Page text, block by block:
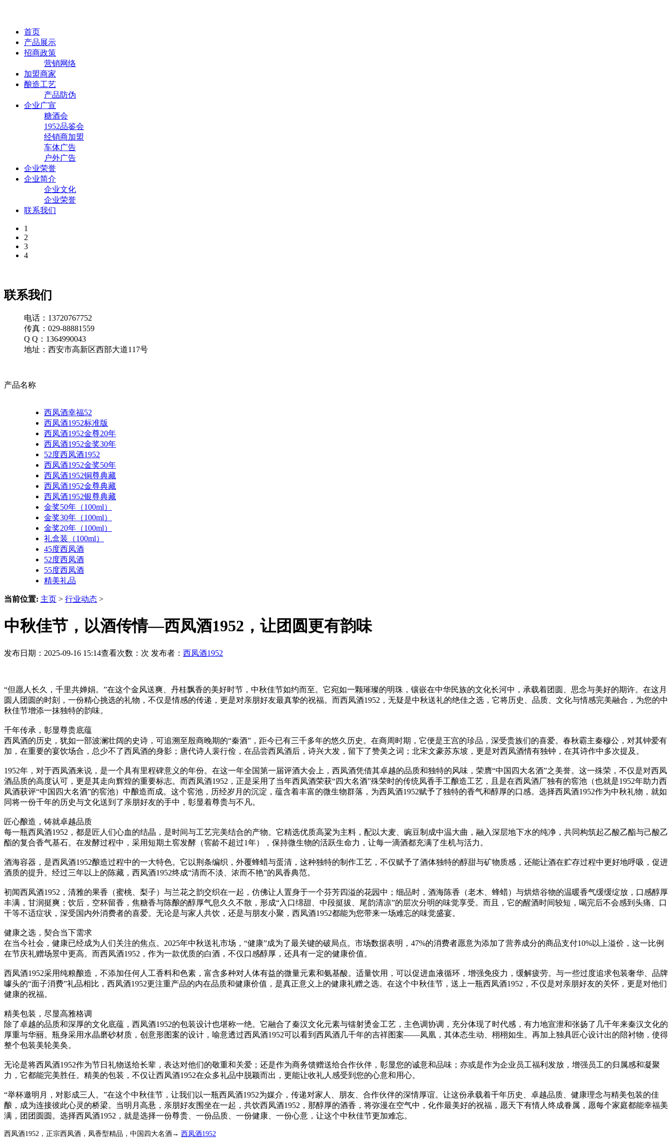
首页
产品展示
招商政策
营销网络
加盟商家
酿造工艺
产品防伪
企业广宣
糖酒会
1952品鉴会
经销商加盟
车体广告
户外广告
企业荣誉
企业简介
企业文化
企业荣誉
联系我们
1
2
3
4
联系我们
电话：13720767752
传真：029-88881559
Q Q：1364990043
地址：西安市高新区西部大道117号
产品名称
西凤酒幸福52
西凤酒1952标准版
西凤酒1952金尊20年
西凤酒1952金奖30年
52度西凤酒1952
西凤酒1952金奖50年
西凤酒1952铜尊典藏
西凤酒1952金尊典藏
西凤酒1952银尊典藏
金奖50年（100ml）
金奖30年（100ml）
金奖20年（100ml）
礼盒装（100ml）
45度西凤酒
52度西凤酒
55度西凤酒
精美礼品
当前位置: 主页 > 行业动态 >
中秋佳节，以酒传情—西凤酒1952，让团圆更有韵味
发布日期：2025-09-16 15:14查看次数： 次 发布者： 西凤酒1952
“但愿人长久，千里共婵娟。”在这个金风送爽、丹桂飘香的美好时节，中秋佳节如约而至。它宛如一颗璀璨的明珠，镶嵌在中华民族的文化长河中，承载着团圆、思念与美好的期许。在这月
圆人团圆的时刻，一份精心挑选的礼物，不仅是情感的传递，更是对亲朋好友最真挚的祝福。而西凤酒1952，无疑是中秋送礼的绝佳之选，它将历史、品质、文化与情感完美融合，为您的中
秋佳节增添一抹独特的韵味。
千年传承，彰显尊贵底蕴
西凤酒的历史，犹如一部波澜壮阔的史诗，可追溯至殷商晚期的“秦酒”，距今已有三千多年的悠久历史。在商周时期，它便是王宫的珍品，深受贵族们的喜爱。春秋霸主秦穆公，对其钟爱有
加，在重要的宴饮场合，总少不了西凤酒的身影；唐代诗人裴行俭，在品尝西凤酒后，诗兴大发，留下了赞美之词；北宋文豪苏东坡，更是对西凤酒情有独钟，在其诗作中多次提及。
1952年，对于西凤酒来说，是一个具有里程碑意义的年份。在这一年全国第一届评酒大会上，西凤酒凭借其卓越的品质和独特的风味，荣膺“中国四大名酒”之美誉。这一殊荣，不仅是对西凤
酒品质的高度认可，更是其走向辉煌的重要标志。而西凤酒1952，正是采用了当年西凤酒荣获“四大名酒”殊荣时的传统凤香手工酿造工艺，且是在西凤酒厂独有的窖池（也就是1952年助力西
凤酒获评“中国四大名酒”的窖池）中酿造而成。这个窖池，历经岁月的沉淀，蕴含着丰富的微生物群落，为西凤酒1952赋予了独特的香气和醇厚的口感。选择西凤酒1952作为中秋礼物，就如
同将一份千年的历史与文化送到了亲朋好友的手中，彰显着尊贵与不凡。
匠心酿造，铸就卓越品质
每一瓶西凤酒1952，都是匠人们心血的结晶，是时间与工艺完美结合的产物。它精选优质高粱为主料，配以大麦、豌豆制成中温大曲，融入深层地下水的纯净，共同构筑起乙酸乙酯与己酸乙
酯的复合香气基石。在发酵过程中，采用短期土窖发酵（窖龄不超过1年），保持微生物的活跃生命力，让每一滴酒都充满了生机与活力。
酒海容器，是西凤酒1952酿造过程中的一大特色。它以荆条编织，外覆蜂蜡与蛋清，这种独特的制作工艺，不仅赋予了酒体独特的醇甜与矿物质感，还能让酒在贮存过程中更好地呼吸，促进
酒质的提升。经过三年以上的陈藏，西凤酒1952终成“清而不淡、浓而不艳”的凤香典范。
初闻西凤酒1952，清雅的果香（蜜桃、梨子）与兰花之韵交织在一起，仿佛让人置身于一个芬芳四溢的花园中；细品时，酒海陈香（老木、蜂蜡）与烘焙谷物的温暖香气缓缓绽放，口感醇厚
丰满，甘润挺爽；饮后，空杯留香，焦糖香与陈酿的醇厚气息久久不散，形成“入口绵甜、中段挺拔、尾韵清凉”的层次分明的味觉享受。而且，它的醒酒时间较短，喝完后不会感到头痛、口
干等不适症状，深受国内外消费者的喜爱。无论是与家人共饮，还是与朋友小聚，西凤酒1952都能为您带来一场难忘的味觉盛宴。
健康之选，契合当下需求
在当今社会，健康已经成为人们关注的焦点。2025年中秋送礼市场，“健康”成为了最关键的破局点。市场数据表明，47%的消费者愿意为添加了营养成分的商品支付10%以上溢价，这一比例
在节庆礼赠场景中更高。而西凤酒1952，作为一款优质的白酒，不仅口感醇厚，还具有一定的健康价值。
西凤酒1952采用纯粮酿造，不添加任何人工香料和色素，富含多种对人体有益的微量元素和氨基酸。适量饮用，可以促进血液循环，增强免疫力，缓解疲劳。与一些过度追求包装奢华、品牌
噱头的“面子消费”礼品相比，西凤酒1952更注重产品的内在品质和健康价值，是真正意义上的健康礼赠之选。在这个中秋佳节，送上一瓶西凤酒1952，不仅是对亲朋好友的关怀，更是对他们
健康的祝福。
精美包装，尽显高雅格调
除了卓越的品质和深厚的文化底蕴，西凤酒1952的包装设计也堪称一绝。它融合了秦汉文化元素与镭射烫金工艺，主色调协调，充分体现了时代感，有力地宣泄和张扬了几千年来秦汉文化的
厚重与华丽。瓶身采用水晶磨砂材质，创意形图案的设计，喻意透过西凤酒1952可以看到西凤酒几千年的吉祥图案——凤凰，其体态生动、栩栩如生。再加上独具匠心设计出的陪衬物，使得
整个包装美轮美奂。
无论是将西凤酒1952作为节日礼物送给长辈，表达对他们的敬重和关爱；还是作为商务馈赠送给合作伙伴，彰显您的诚意和品味；亦或是作为企业员工福利发放，增强员工的归属感和凝聚
力，它都能完美胜任。精美的包装，不仅让西凤酒1952在众多礼品中脱颖而出，更能让收礼人感受到您的心意和用心。
“举杯邀明月，对影成三人。”在这个中秋佳节，让我们以一瓶西凤酒1952为媒介，传递对家人、朋友、合作伙伴的深情厚谊。让这份承载着千年历史、卓越品质、健康理念与精美包装的佳
酿，成为连接彼此心灵的桥梁。当明月高悬，亲朋好友围坐在一起，共饮西凤酒1952，那醇厚的酒香，将弥漫在空气中，化作最美好的祝福，愿天下有情人终成眷属，愿每个家庭都能幸福美
满，团团圆圆。选择西凤酒1952，就是选择一份尊贵、一份品质、一份健康、一份心意，让这个中秋佳节更加难忘。
西凤酒1952，正宗西凤酒，凤香型精品，中国四大名酒→ 西凤酒1952